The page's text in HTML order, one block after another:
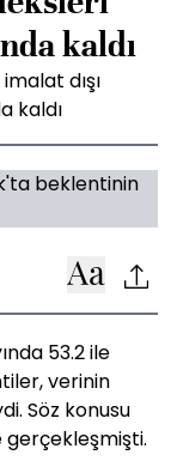
kaldı
dışı
kaldı
53.2 ile
verinin
Söz konusu
gerçekleşmişti.